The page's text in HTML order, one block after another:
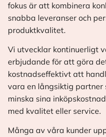
fokus är att kombinera
snabba leveranser och
produktkvalitet.
Vi utvecklar kontinuerligt
erbjudande för att göra
kostnadseffektivt att
vara en långsiktig
minska sina
med kvalitet eller service.
Många av våra kunder